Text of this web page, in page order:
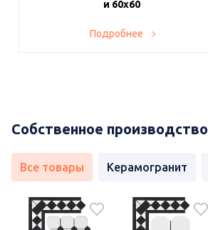
и 60х60
Подробнее
Собственное производство
Все товары Керамогранит